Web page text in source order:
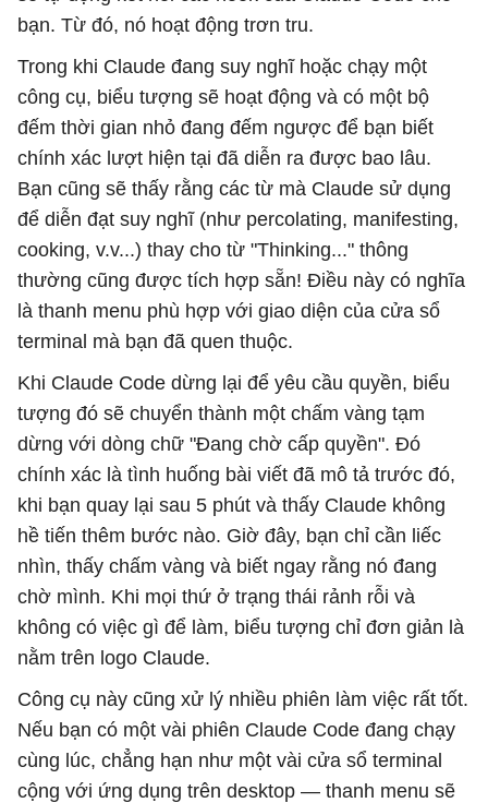
bạn. Từ đó, nó hoạt động trơn tru.
Trong khi Claude đang suy nghĩ hoặc chạy một
công cụ, biểu tượng sẽ hoạt động và có một bộ
đếm thời gian nhỏ đang đếm ngược để bạn biết
chính xác lượt hiện tại đã diễn ra được bao lâu.
Bạn cũng sẽ thấy rằng các từ mà Claude sử dụng
để diễn đạt suy nghĩ (như percolating, manifesting,
cooking, v.v...) thay cho từ "Thinking..." thông
thường cũng được tích hợp sẵn! Điều này có nghĩa
là thanh menu phù hợp với giao diện của cửa sổ
terminal mà bạn đã quen thuộc.
Khi Claude Code dừng lại để yêu cầu quyền, biểu
tượng đó sẽ chuyển thành một chấm vàng tạm
dừng với dòng chữ "Đang chờ cấp quyền". Đó
chính xác là tình huống bài viết đã mô tả trước đó,
khi bạn quay lại sau 5 phút và thấy Claude không
hề tiến thêm bước nào. Giờ đây, bạn chỉ cần liếc
nhìn, thấy chấm vàng và biết ngay rằng nó đang
chờ mình. Khi mọi thứ ở trạng thái rảnh rỗi và
không có việc gì để làm, biểu tượng chỉ đơn giản là
nằm trên logo Claude.
Công cụ này cũng xử lý nhiều phiên làm việc rất tốt.
Nếu bạn có một vài phiên Claude Code đang chạy
cùng lúc, chẳng hạn như một vài cửa sổ terminal
cộng với ứng dụng trên desktop — thanh menu sẽ